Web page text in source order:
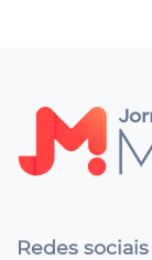
Redes sociais